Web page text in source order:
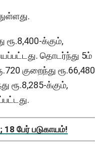
க்கும்,
தொடர்ந்து 5ம்
குறைந்து ரூ.66,480
ரூ.8,285-க்கும்,
18 பேர் படுகாயம்!